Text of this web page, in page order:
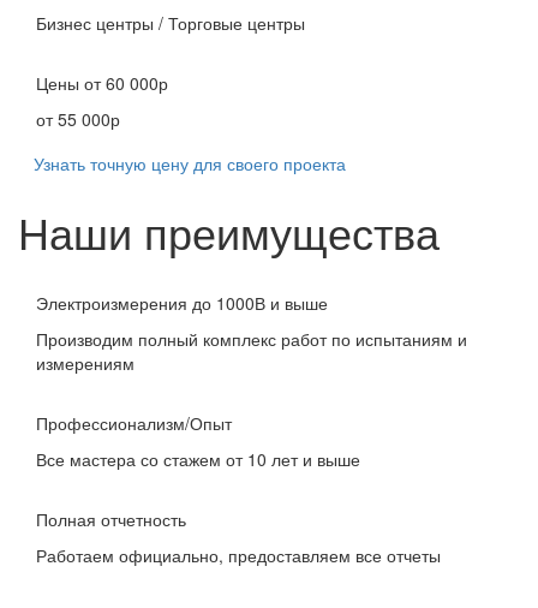
Бизнес центры / Торговые центры
Цены от 60 000р
от 55 000р
Узнать точную цену для своего проекта
Наши преимущества
Электроизмерения до 1000В и выше
Производим полный комплекс работ по испытаниям и
измерениям
Профессионализм/Опыт
Все мастера со стажем от 10 лет и выше
Полная отчетность
Работаем официально, предоставляем все отчеты